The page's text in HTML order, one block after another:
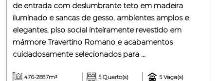
de entrada com deslumbrante teto em madeira
iluminado e sancas de gesso, ambientes amplos e
elegantes, piso social inteiramente revestido em
mármore Travertino Romano e acabamentos
cuidadosamente selecionados para ...
476-2887m² 5 Quarto(s) 5 Vaga(s)